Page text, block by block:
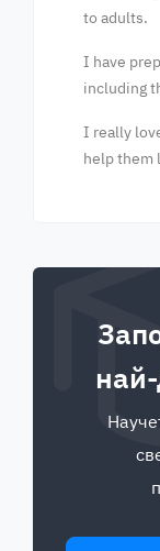
to adults.
I have
including
I really
help them